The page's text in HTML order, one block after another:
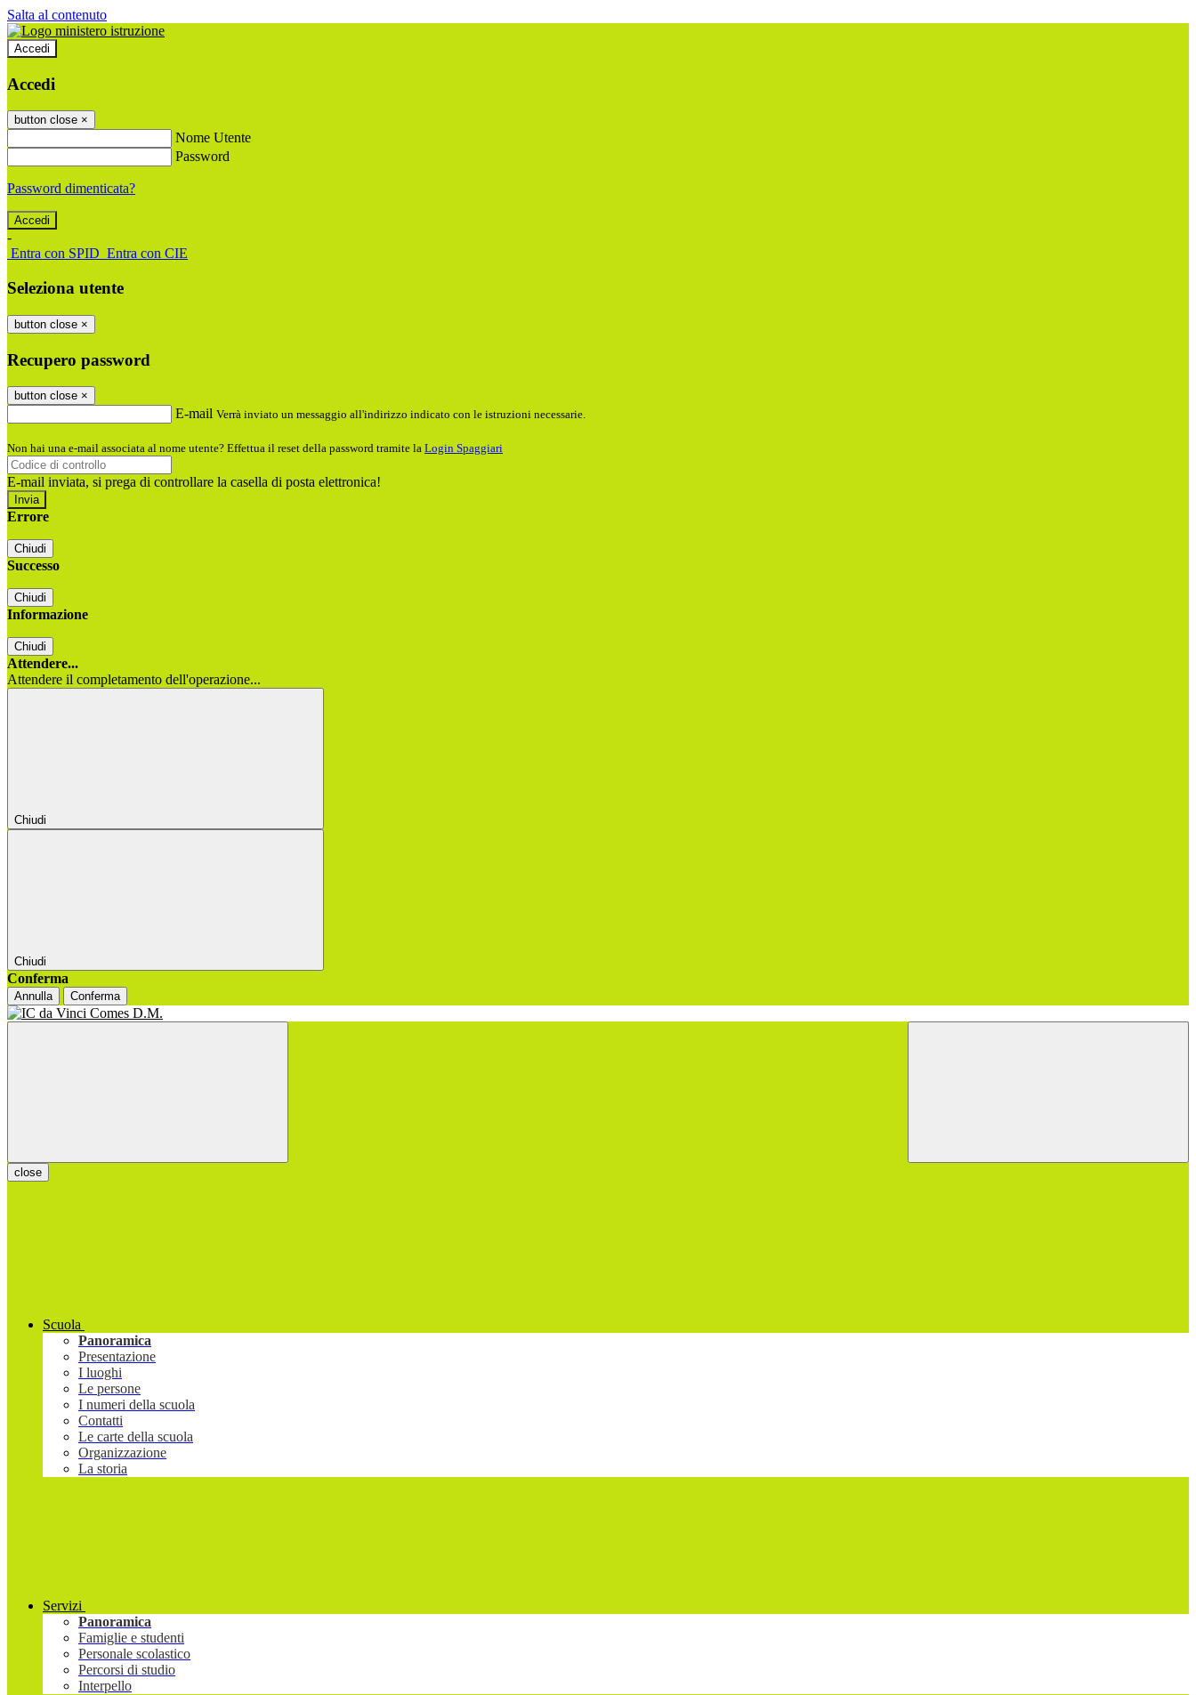
Salta al contenuto
Accedi
Accedi
button close ×
Nome Utente
Password
Password dimenticata?
-
Entra con SPID Entra con CIE
Seleziona utente
button close ×
Recupero password
button close ×
E-mail Verrà inviato un messaggio all'indirizzo indicato con le istruzioni necessarie.
Non hai una e-mail associata al nome utente? Effettua il reset della password tramite la Login Spaggiari
E-mail inviata, si prega di controllare la casella di posta elettronica!
Errore
Chiudi
Successo
Chiudi
Informazione
Chiudi
Attendere...
Attendere il completamento dell'operazione...
Chiudi
Chiudi
Conferma
Annulla Conferma
close
Scuola
Panoramica
Presentazione
I luoghi
Le persone
I numeri della scuola
Contatti
Le carte della scuola
Organizzazione
La storia
Servizi
Panoramica
Famiglie e studenti
Personale scolastico
Percorsi di studio
Interpello